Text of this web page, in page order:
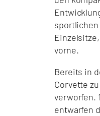
sportlichen
vorne.
Bereits in
Corvette
verworfen.
entwarfen